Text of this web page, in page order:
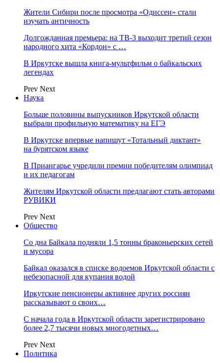
Жители Сибири после просмотра «Одиссеи» стали
изучать античность
Долгожданная премьера: на ТВ-3 выходит третий сезон
народного хита «Кордон» с …
В Иркутске вышла книга-мультфильм о байкальских
легендах
Prev Next
Наука
Больше половины выпускников Иркутской области
выбрали профильную математику на ЕГЭ
В Иркутске впервые напишут «Тотальный диктант»
на бурятском языке
В Приангарье учредили премии победителям олимпиад
и их педагогам
Жителям Иркутской области предлагают стать авторами
РУВИКИ
Prev Next
Общество
Со дна Байкала подняли 1,5 тонны браконьерских сетей
и мусора
Байкал оказался в списке водоемов Иркутской области с
небезопасной для купания водой
Иркутские пенсионеры активнее других россиян
рассказывают о своих…
С начала года в Иркутской области зарегистрировано
более 2,7 тысячи новых многодетных…
Prev Next
Политика